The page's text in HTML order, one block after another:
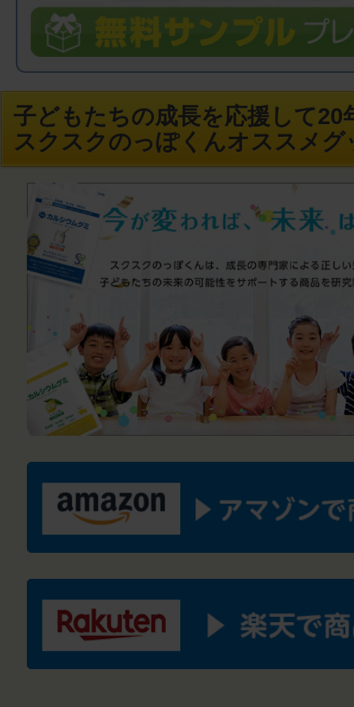
子どもたちの成長を応援して20
スクスクのっぽくんオススメグ